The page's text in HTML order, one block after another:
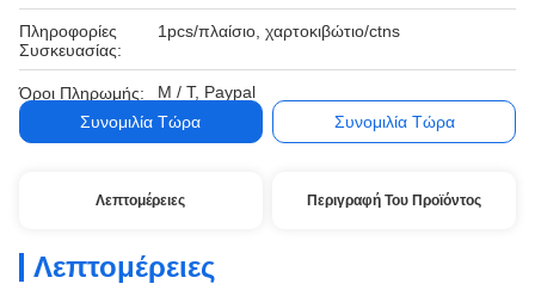
Πληροφορίες
Συσκευασίας:
1pcs/πλαίσιο, χαρτοκιβώτιο/ctns
Όροι Πληρωμής:
Μ / Τ, Paypal
Συνομιλία Τώρα
Συνομιλία Τώρα
Λεπτομέρειες Περιγραφή Του Προϊόντος
Λεπτομέρειες